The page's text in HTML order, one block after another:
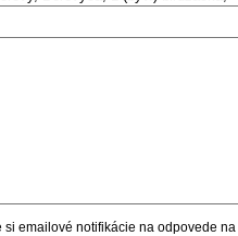
si emailové notifikácie na odpovede